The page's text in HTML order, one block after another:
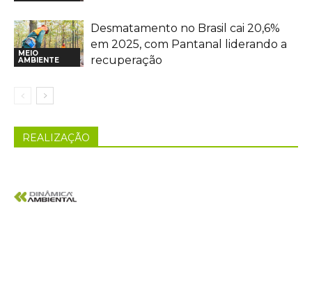
MEIO
AMBIENTE
Desmatamento no Brasil cai 20,6%
em 2025, com Pantanal liderando a
recuperação
REALIZAÇÃO